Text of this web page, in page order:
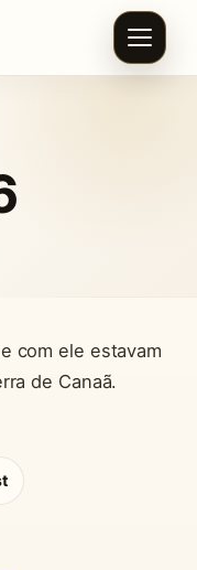
com ele estavam
de Canaã.